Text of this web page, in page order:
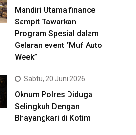
Mandiri Utama finance
Sampit Tawarkan
Program Spesial dalam
Gelaran event “Muf Auto
Week”
Sabtu, 20 Juni 2026
Oknum Polres Diduga
Selingkuh Dengan
Bhayangkari di Kotim